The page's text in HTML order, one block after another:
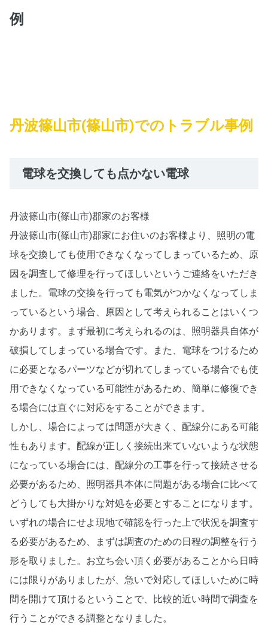
例
丹波篠山市(篠山市)でのトラブル事例
電球を交換しても点かない電球
丹波篠山市(篠山市)郡家のお客様
丹波篠山市(篠山市)郡家にお住いのお客様より、照明の電
球を交換しても使用できなくなってしまっているため、原
因を調査して修理を行ってほしいというご連絡をいただき
ました。電球の交換を行っても電気がつかなくなってしま
っているという場合、原因として考えられることはいくつ
かあります。まず最初に考えられるのは、照明器具自体が
破損してしまっている場合です。また、電球をつけるため
に必要となるパーツなどが切れてしまっている場合でも使
用できなくなっている可能性があるため、簡単に修復でき
る場合には直ぐに対応をすることができます。
しかし、場合によっては問題が大きく、配線分にある可能
性もあります。配線が正しく接続出来ていないような状態
になっている場合には、配線分の工事を行って接続させる
必要があるため、照明器具本体に問題がある場合に比べて
どうしても大掛かりな対処を必要とすることになります。
いずれの場合にせよ現地で確認を行った上で状況を調査す
る必要があるため、まずは調査のための日程の調整を行う
形を取りました。お立ち会い頂く必要があることから日時
には限りがありましたが、急いで対応してほしいために時
間を開けて頂けるということで、比較的近い時間で調査を
行うことができる調整となりました。